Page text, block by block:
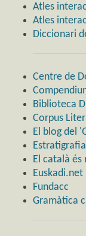
Atles
Atles
Diccionari
Centre de
Biblioteca
Corpus
El blog del
El català és
Euskadi.net
Fundacc
Gramàtica